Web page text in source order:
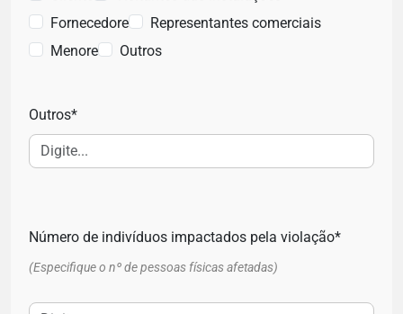
Fornecedores
Representantes comerciais
Menores
Outros
Outros*
Número de indivíduos impactados pela violação*
(Especifique o nº de pessoas físicas afetadas)